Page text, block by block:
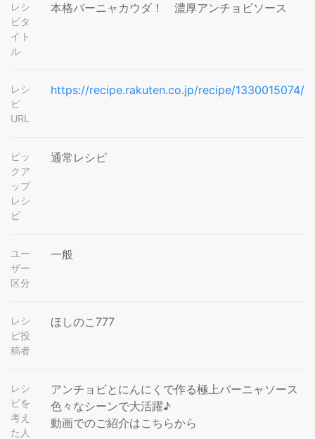
レシ
ピタ
イト
ル
本格バーニャカウダ！ 濃厚アンチョビソース
レシ
ピ
URL
https://recipe.rakuten.co.jp/recipe/1330015074/
ピッ
クア
ップ
レシ
ピ
通常レシピ
ユー
ザー
区分
一般
レシ
ピ投
稿者
ほしのこ777
レシ
ピを
考え
た人
アンチョビとにんにくで作る極上バーニャソース
色々なシーンで大活躍♪
動画でのご紹介はこちらから